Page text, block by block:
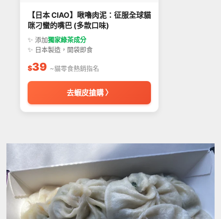
【日本 CIAO】啾嚕肉泥：征服全球貓
咪刁蠻的嘴巴 (多款口味)
✨ 添加獨家綠茶成分
✨ 日本製造，開袋即食
$39 ~貓零食熱銷指名
去蝦皮搶購 〉